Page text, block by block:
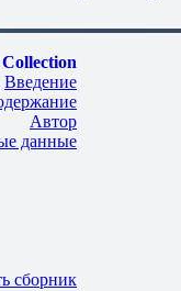
Введение
Автор
данные
сборник